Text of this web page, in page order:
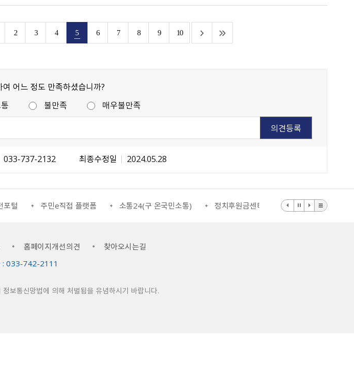
2 3 4 5 6 7 8 9 10
어느 정도 만족하셨습니까?
불만족 매우불만족
033-737-2132 최종수정일 2024.05.28
포털 주민e직접 플랫폼 소통24(구 온국민소통) 정치후원금센터 부동산거래질서교란
홈페이지개선의견
찾아오시는길
: 033-742-2111
보통신망법에 의해 처벌됨을 유념하시기 바랍니다.